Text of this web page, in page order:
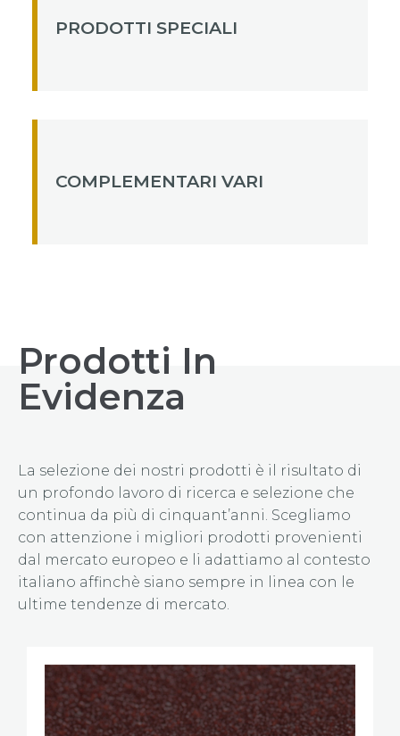
PRODOTTI SPECIALI
COMPLEMENTARI VARI
Prodotti In
Evidenza
La selezione dei nostri prodotti è il risultato di
un profondo lavoro di ricerca e selezione che
continua da più di cinquant’anni. Scegliamo
con attenzione i migliori prodotti provenienti
dal mercato europeo e li adattiamo al contesto
italiano affinchè siano sempre in linea con le
ultime tendenze di mercato.